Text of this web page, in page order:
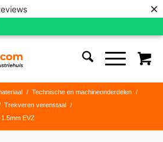
×
/ Technische en machineonderdelen
/
Trekveren verenstaal
/
EVZ